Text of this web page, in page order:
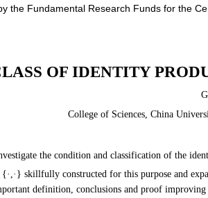
the Fundamental Research Funds for the
OF IDENTITY
College of Sciences, China
the condition and classification of the
skillfully constructed for this purpose and
definition, conclusions and proof